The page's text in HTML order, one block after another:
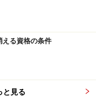
える資格の条件
と見る